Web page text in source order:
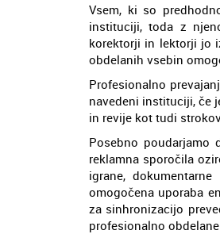
Vsem, ki so
instituciji, toda z
korektorji in lektorji jo
obdelanih vsebin
Profesionalno
navedeni instituciji, če
in revije kot tudi
Posebno
reklamna sporočila
igrane,
omogočena uporaba
za sinhronizacijo
profesionalno